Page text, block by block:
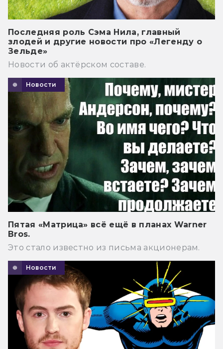
Последняя роль Сэма Нила, главный
злодей и другие новости про «Легенду о
Зельде»
Новости об актёрском составе.
Новости
Пятая «Матрица» всё ещё в планах Warner
Bros.
Это стало известно из письма акционерам.
Новости